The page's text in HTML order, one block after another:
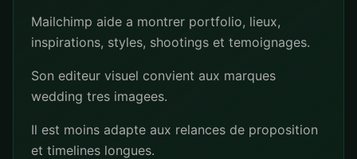
Mailchimp aide a montrer portfolio, lieux,
inspirations, styles, shootings et temoignages.
Son editeur visuel convient aux marques
wedding tres imagees.
Il est moins adapte aux relances de proposition
et timelines longues.